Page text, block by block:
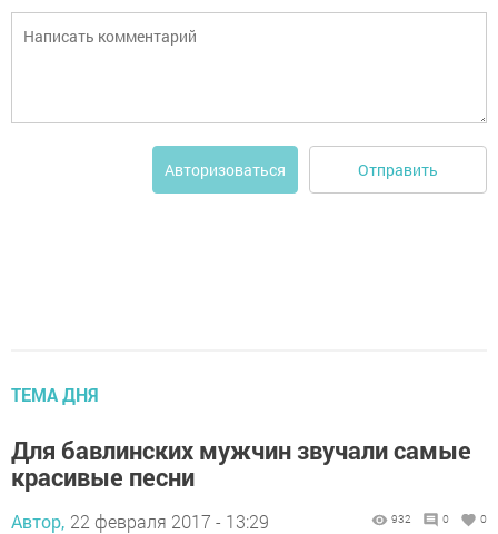
Авторизоваться Отправить
ТЕМА ДНЯ
Для бавлинских мужчин звучали самые
красивые песни
Автор, 22 февраля 2017 - 13:29 932 0 0